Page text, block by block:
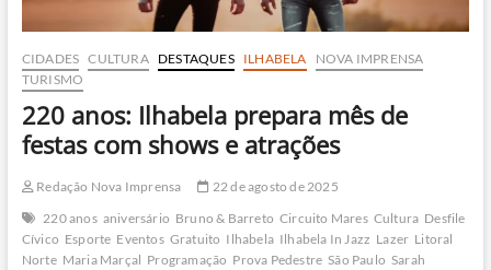
CIDADES CULTURA DESTAQUES ILHABELA
NOVA IMPRENSA
TURISMO
220 anos: Ilhabela prepara mês de
festas com shows e atrações
Redação Nova Imprensa
22 de agosto de 2025
220 anos aniversário Bruno & Barreto Circuito Mares Cultura Desfile
Cívico Esporte Eventos Gratuito Ilhabela Ilhabela In Jazz Lazer Litoral
Norte Maria Marçal Programação Prova Pedestre São Paulo Sarah